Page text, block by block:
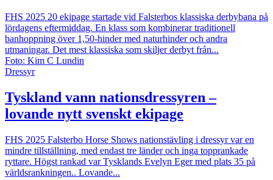
FHS 2025 20 ekipage startade vid Falsterbos klassiska derbybana på
lördagens eftermiddag. En klass som kombinerar traditionell
banhoppning över 1,50-hinder med naturhinder och andra
utmaningar. Det mest klassiska som skiljer derbyt från...
Foto: Kim C Lundin
Dressyr
Tyskland vann nationsdressyren –
lovande nytt svenskt ekipage
FHS 2025 Falsterbo Horse Shows nationstävling i dressyr var en
mindre tillställning, med endast tre länder och inga topprankade
ryttare. Högst rankad var Tysklands Evelyn Eger med plats 35 på
världsrankningen.. Lovande...